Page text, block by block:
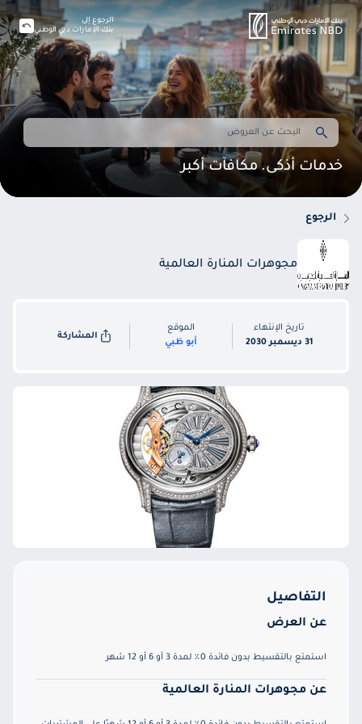
خدمات أذكى. مكافآت أكبر
الرجوع إلى
بنك الإمارات دبي الوطني
الرجوع
مجوهرات المنارة العالمية
تاريخ الإنتهاء
31 ديسمبر 2030
الموقع
أبو ظبي
المشاركة
التفاصيل
عن العرض
استمتع بالتقسيط بدون فائدة 0٪ لمدة 3 أو 6 أو 12 شهر
عن مجوهرات المنارة العالمية